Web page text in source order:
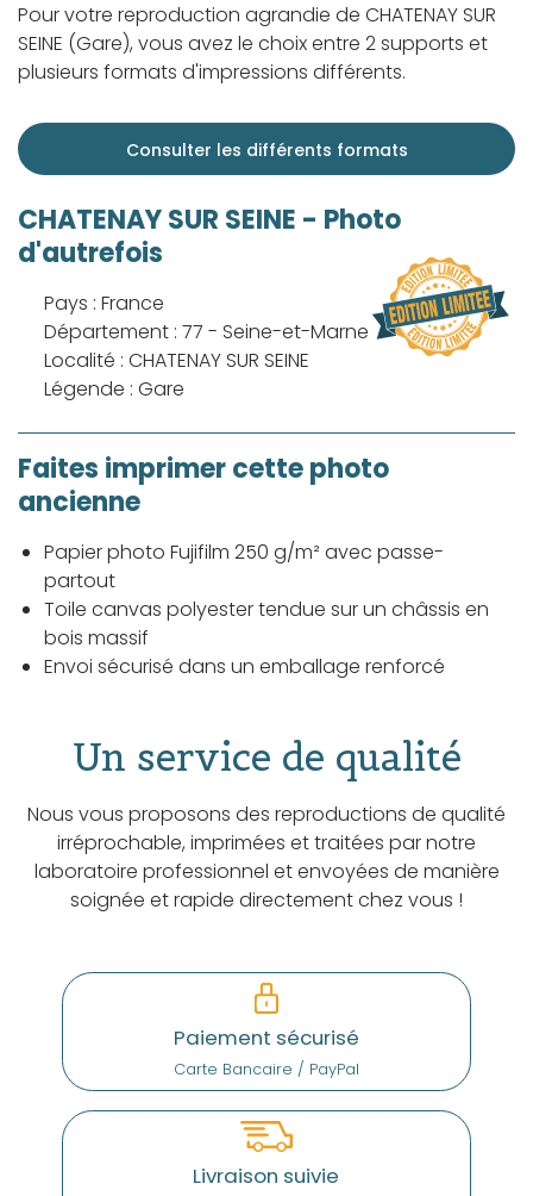
Pour votre reproduction agrandie de CHATENAY SUR
SEINE (Gare), vous avez le choix entre 2 supports et
plusieurs formats d'impressions différents.
Consulter les différents formats
CHATENAY SUR SEINE - Photo
d'autrefois
Pays : France
Département : 77 - Seine-et-Marne
Localité : CHATENAY SUR SEINE
Légende : Gare
Faites imprimer cette photo
ancienne
Papier photo Fujifilm 250 g/m² avec passe-
partout
Toile canvas polyester tendue sur un châssis en
bois massif
Envoi sécurisé dans un emballage renforcé
Un service de qualité
Nous vous proposons des reproductions de qualité
irréprochable, imprimées et traitées par notre
laboratoire professionnel et envoyées de manière
soignée et rapide directement chez vous !
Paiement sécurisé
Carte Bancaire / PayPal
Livraison suivie